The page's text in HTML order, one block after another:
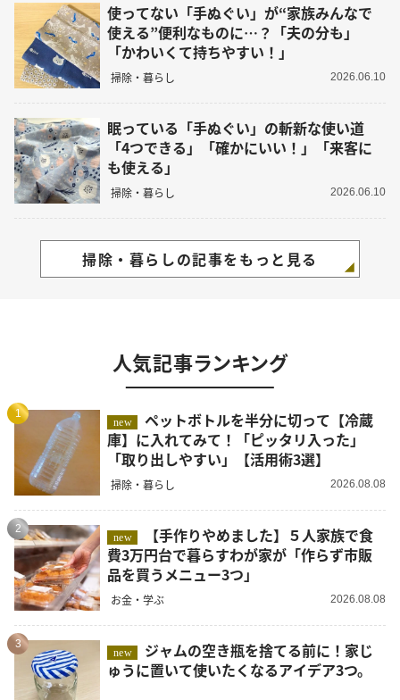
使ってない「手ぬぐい」が“家族みんなで
使える”便利なものに…？「夫の分も」
「かわいくて持ちやすい！」
掃除・暮らし 2026.06.10
眠っている「手ぬぐい」の斬新な使い道
「4つできる」「確かにいい！」「来客に
も使える」
掃除・暮らし 2026.06.10
掃除・暮らしの記事をもっと見る
人気記事ランキング
1
new
ペットボトルを半分に切って【冷蔵
庫】に入れてみて！「ピッタリ入った」
「取り出しやすい」【活用術3選】
掃除・暮らし 2026.08.08
2
new
費3万円台で暮らすわが家が「作らず市販
品を買うメニュー3つ」
お金・学ぶ 2026.08.08
3
new
ゅうに置いて使いたくなるアイデア3つ。